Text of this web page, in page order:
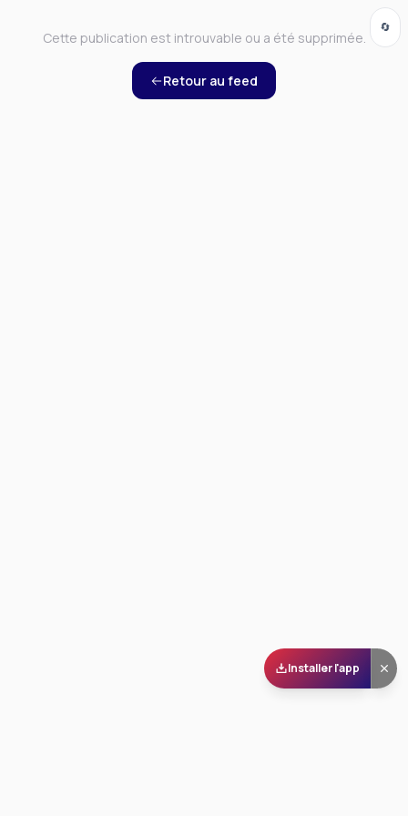
Cette publication est introuvable ou a été supprimée.
Retour au feed
Installer l'app
🔄